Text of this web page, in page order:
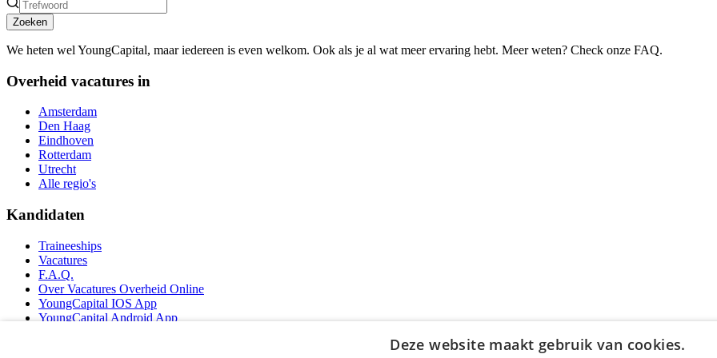
Zoeken
We heten wel YoungCapital, maar iedereen is even welkom. Ook als je al wat meer ervaring hebt. Meer weten? Check onze FAQ.
Overheid vacatures in
Amsterdam
Den Haag
Eindhoven
Rotterdam
Utrecht
Alle regio's
Kandidaten
Traineeships
Vacatures
F.A.Q.
Over Vacatures Overheid Online
YoungCapital IOS App
YoungCapital Android App
Deze website maakt gebruik van cookies.